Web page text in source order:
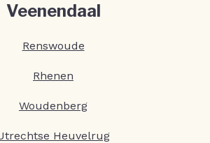
Veenendaal
Renswoude
Rhenen
Woudenberg
Heuvelrug